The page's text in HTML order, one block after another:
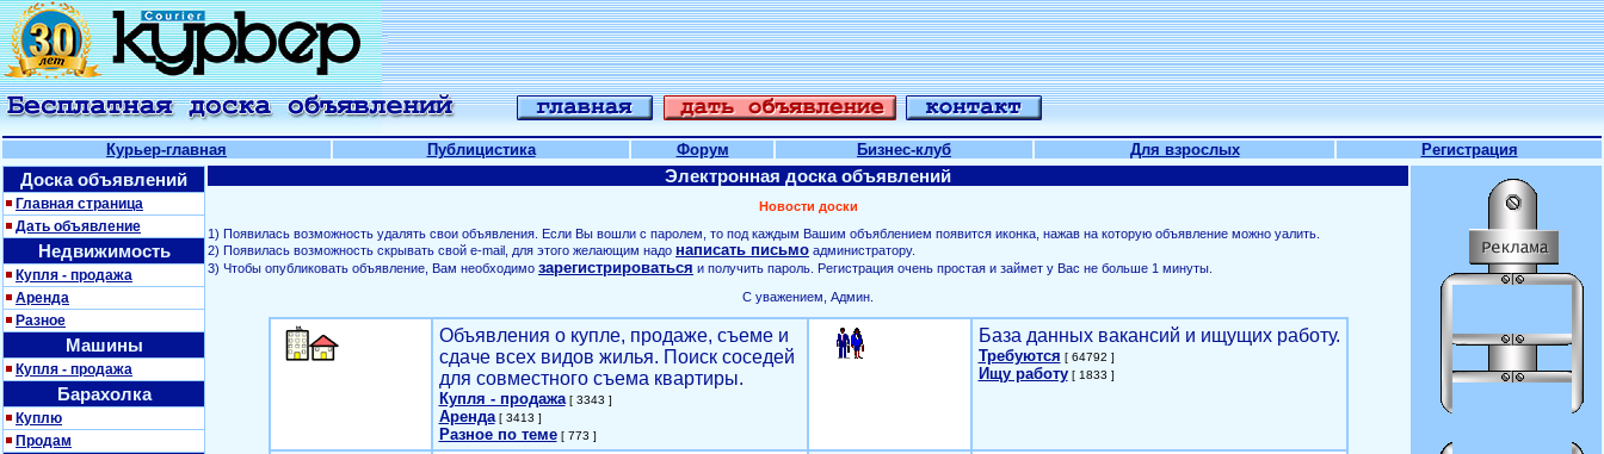
Курьер-главная Публицистика Форум Бизнес-клуб Для взрослых Регистрация
Доска объявлений
Главная страница
Дать объявление
Недвижимость
Купля - продажа
Аренда
Разное
Машины
Купля - продажа
Барахолка
Куплю
Продам
Электронная доска объявлений
Новости доски
1) Появилась возможность удалять свои объявления. Если Вы вошли с паролем, то под каждым Вашим объяблением появится иконка, нажав на которую объявление можно уалить.
2) Появилась возможность скрывать свой е-mail, для этого желающим надо написать письмо администратору.
3) Чтобы опубликовать объявление, Вам необходимо зарегистрироваться и получить пароль. Регистрация очень простая и займет у Вас не больше 1 минуты.
С уважением, Админ.
Объявления о купле, продаже, съеме и
сдаче всех видов жилья. Поиск соседей
для совместного съема квартиры.
Купля - продажа[ 3343 ]
Аренда[ 3413 ]
Разное по теме[ 773 ]
База данных вакансий и ищущих работу.
Требуются [ 64792 ]
Ищу работу[ 1833 ]